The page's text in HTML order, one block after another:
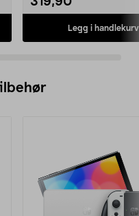
Legg i handlekurv